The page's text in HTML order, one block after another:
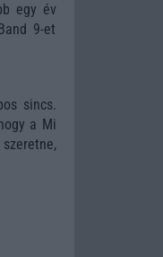
egy év
9-et
sincs.
a Mi